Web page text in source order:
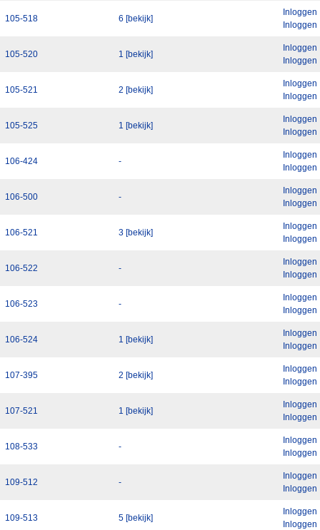
105-518 6 [bekijk]
Inloggen
Inloggen
105-520 1 [bekijk]
Inloggen
Inloggen
105-521 2 [bekijk]
Inloggen
Inloggen
105-525 1 [bekijk]
Inloggen
Inloggen
106-424 -
Inloggen
Inloggen
106-500 -
Inloggen
Inloggen
106-521 3 [bekijk]
Inloggen
Inloggen
106-522 -
Inloggen
Inloggen
106-523 -
Inloggen
Inloggen
106-524 1 [bekijk]
Inloggen
Inloggen
107-395 2 [bekijk]
Inloggen
Inloggen
107-521 1 [bekijk]
Inloggen
Inloggen
108-533 -
Inloggen
Inloggen
109-512 -
Inloggen
Inloggen
109-513 5 [bekijk]
Inloggen
Inloggen